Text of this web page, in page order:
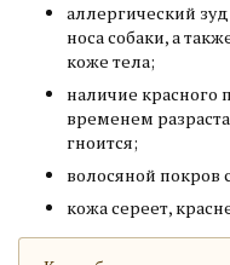
аллергический
носа собаки, а
коже тела;
наличие красного
временем
гноится;
волосяной покров
кожа сереет,